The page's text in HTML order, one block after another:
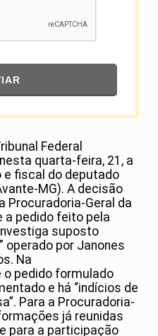
Federal
quarta-feira, 21, a
e fiscal do deputado
MG). A decisão
Procuradoria-Geral da
a pedido feito pela
suposto
operado por Janones
Na
o pedido formulado
e há “indícios de
Para a Procuradoria-
já reunidas
para a participação